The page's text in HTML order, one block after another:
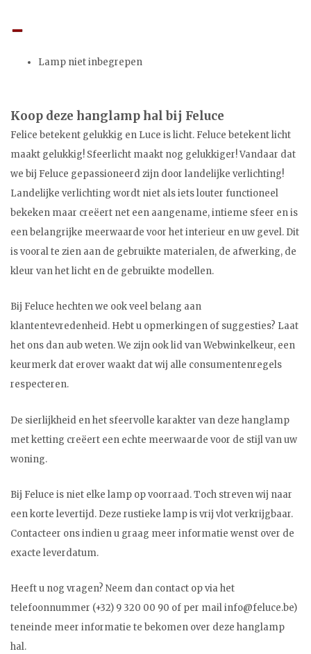
Lamp niet inbegrepen
Koop deze hanglamp hal bij Feluce
Felice betekent gelukkig en Luce is licht. Feluce betekent licht
maakt gelukkig! Sfeerlicht maakt nog gelukkiger! Vandaar dat
we bij Feluce gepassioneerd zijn door landelijke verlichting!
Landelijke verlichting wordt niet als iets louter functioneel
bekeken maar creëert net een aangename, intieme sfeer en is
een belangrijke meerwaarde voor het interieur en uw gevel. Dit
is vooral te zien aan de gebruikte materialen, de afwerking, de
kleur van het licht en de gebruikte modellen.
Bij Feluce hechten we ook veel belang aan
klantentevredenheid. Hebt u opmerkingen of suggesties? Laat
het ons dan aub weten. We zijn ook lid van Webwinkelkeur, een
keurmerk dat erover waakt dat wij alle consumentenregels
respecteren.
De sierlijkheid en het sfeervolle karakter van deze hanglamp
met ketting creëert een echte meerwaarde voor de stijl van uw
woning.
Bij Feluce is niet elke lamp op voorraad. Toch streven wij naar
een korte levertijd. Deze rustieke lamp is vrij vlot verkrijgbaar.
Contacteer ons indien u graag meer informatie wenst over de
exacte leverdatum.
Heeft u nog vragen? Neem dan contact op via het
telefoonnummer (+32) 9 320 00 90 of per mailinfo@feluce.be)
teneinde meer informatie te bekomen over deze hanglamp
hal.